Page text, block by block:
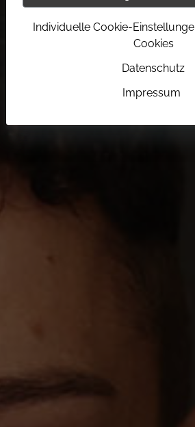
Individuelle Cookie-
Cookies
Datenschutz
Impressum